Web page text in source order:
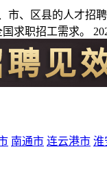
市、区县的人才
求职招工需求。
南通市 连云港市 淮